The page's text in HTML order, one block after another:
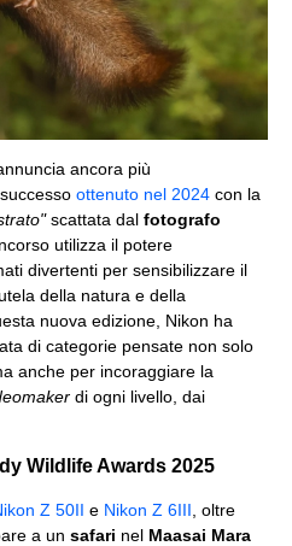
ancora più
ottenuto nel 2024 con la
scattata dal fotografo
utilizza il potere
divertenti per sensibilizzare il
della natura e della
nuova edizione, Nikon ha
di categorie pensate non solo
anche per incoraggiare la
di ogni livello, dai
Wildlife Awards 2025
Z 50II e Nikon Z 6III , oltre
a un safari nel Maasai Mara